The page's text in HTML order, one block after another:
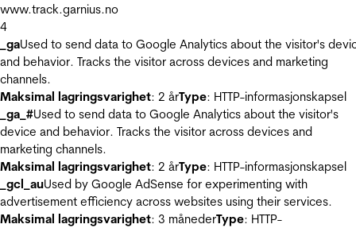
www.track.garnius.no
4
_gaUsed to send data to Google Analytics about the visitor's
and behavior. Tracks the visitor across devices and marketing
channels.
Maksimal lagringsvarighet: 2 årType: HTTP-informasjonskapsel
_ga_#Used to send data to Google Analytics about the visitor's
device and behavior. Tracks the visitor across devices and
marketing channels.
Maksimal lagringsvarighet: 2 årType: HTTP-informasjonskapsel
_gcl_auUsed by Google AdSense for experimenting with
advertisement efficiency across websites using their services.
Maksimal lagringsvarighet: 3 månederType: HTTP-